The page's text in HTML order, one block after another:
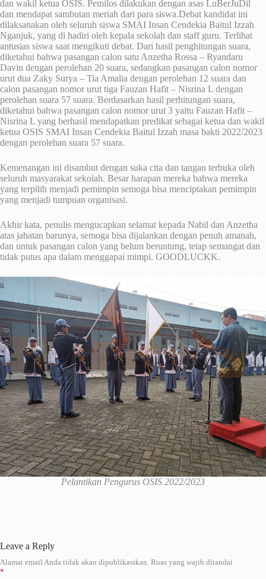
dan wakil ketua OSIS. Pemilos dilakukan dengan asas LuBerJuDil
dan mendapat sambutan meriah dari para siswa.Debat kandidat ini
dilaksanakan oleh seluruh siswa SMAI Insan Cendekia Baitul Izzah
Nganjuk, yang di hadiri oleh kepala sekolah dan staff guru. Terlihat
antusias siswa saat mengikuti debat. Dari hasil penghitungan suara,
diketahui bahwa pasangan calon satu Anzetha Rossa – Ryandaru
Davin dengan perolehan 20 suara, sedangkan pasangan calon nomor
urut dua Zaky Surya – Tia Amalia dengan perolehan 12 suara dan
calon pasangan nomor urut tiga Fauzan Hafit – Nisrina L dengan
perolehan suara 57 suara. Berdasarkan hasil perhitungan suara,
diketahui bahwa pasangan calon nomor urut 3 yaitu Fauzan Hafit –
Nisrina L yang berhasil mendapatkan predikat sebagai ketua dan wakil
ketua OSIS SMAI Insan Cendekia Baitul Izzah masa bakti 2022/2023
dengan perolehan suara 57 suara.
Kemenangan ini disambut dengan suka cita dan tangan terbuka oleh
seluruh masyarakat sekolah. Besar harapan mereka bahwa mereka
yang terpilih menjadi pemimpin semoga bisa menciptakan pemimpin
yang menjadi tumpuan organisasi.
Akhir kata, penulis mengucapkan selamat kepada Nabil dan Anzetha
atas jabatan barunya, semoga bisa dijalankan dengan penuh amanah,
dan untuk pasangan calon yang belum beruntung, tetap semangat dan
tidak putus apa dalam menggapai mimpi. GOODLUCKK.
Pelantikan Pengurus OSIS 2022/2023
Leave a Reply
Alamat email Anda tidak akan dipublikasikan. Ruas yang wajib ditandai
*
A
l